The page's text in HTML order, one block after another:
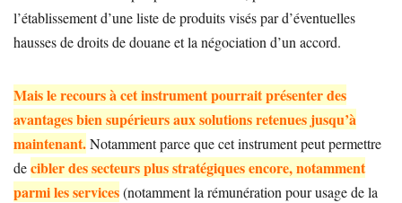
l’établissement d’une liste de produits visés par d’éventuelles
hausses de droits de douane et la négociation d’un accord.
Mais le recours à cet instrument pourrait présenter des
avantages bien supérieurs aux solutions retenues jusqu’à
maintenant.Notamment parce que cet instrument peut permettre
decibler des secteurs plus stratégiques encore, notamment
parmi les services(notamment la rémunération pour usage de la